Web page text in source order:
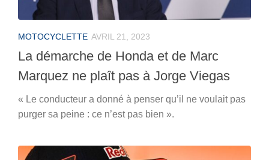
MOTOCYCLETTE AVRIL 21, 2023
La démarche de Honda et de Marc
Marquez ne plaît pas à Jorge Viegas
« Le conducteur a donné à penser qu’il ne voulait pas
purger sa peine : ce n’est pas bien ».